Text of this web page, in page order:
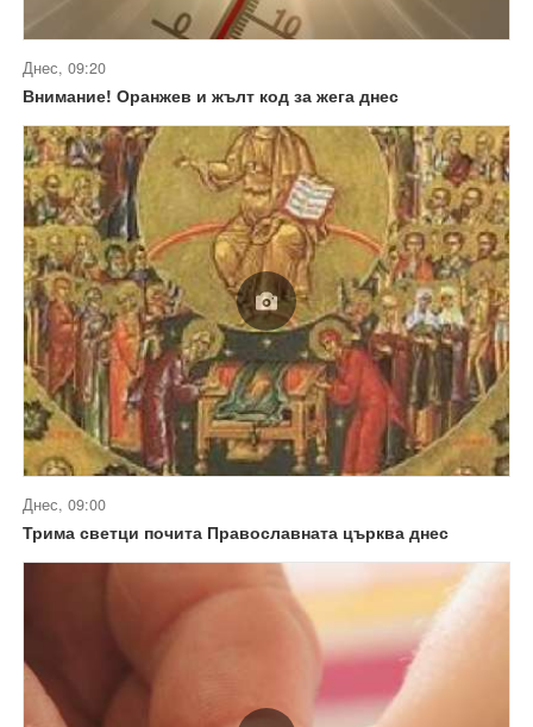
Днес, 09:20
Внимание! Оранжев и жълт код за жега днес
Днес, 09:00
Трима светци почита Православната църква днес